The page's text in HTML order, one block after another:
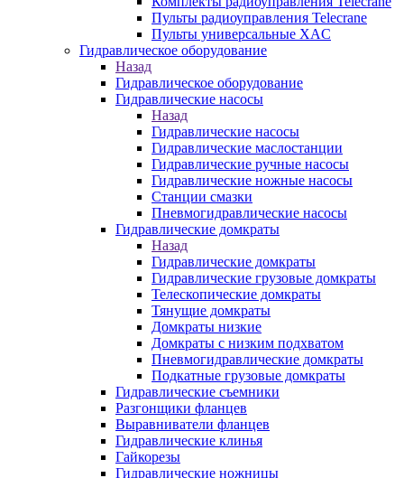
Пульты радиоуправления Telecrane
Пульты универсальные XAC
Гидравлическое оборудование
Назад
Гидравлическое оборудование
Гидравлические насосы
Назад
Гидравлические насосы
Гидравлические маслостанции
Гидравлические ручные насосы
Гидравлические ножные насосы
Станции смазки
Пневмогидравлические насосы
Гидравлические домкраты
Назад
Гидравлические домкраты
Гидравлические грузовые домкраты
Телескопические домкраты
Тянущие домкраты
Домкраты низкие
Домкраты с низким подхватом
Пневмогидравлические домкраты
Подкатные грузовые домкраты
Гидравлические съемники
Разгонщики фланцев
Выравниватели фланцев
Гидравлические клинья
Гайкорезы
Гидравлические ножницы